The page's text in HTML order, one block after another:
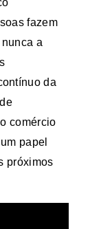
fazem
a
da
comércio
papel
próximos